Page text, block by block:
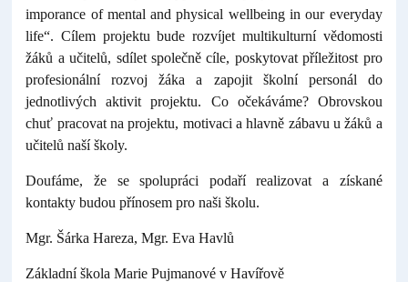
imporance of mental and physical wellbeing in our everyday
life“. Cílem projektu bude rozvíjet multikulturní vědomosti
žáků a učitelů, sdílet společně cíle, poskytovat příležitost pro
profesionální rozvoj žáka a zapojit školní personál do
jednotlivých aktivit projektu. Co očekáváme? Obrovskou
chuť pracovat na projektu, motivaci a hlavně zábavu u žáků a
učitelů naší školy.
Doufáme, že se spolupráci podaří realizovat a získané
kontakty budou přínosem pro naši školu.
Mgr. Šárka Hareza, Mgr. Eva Havlů
Základní škola Marie Pujmanové v Havířově